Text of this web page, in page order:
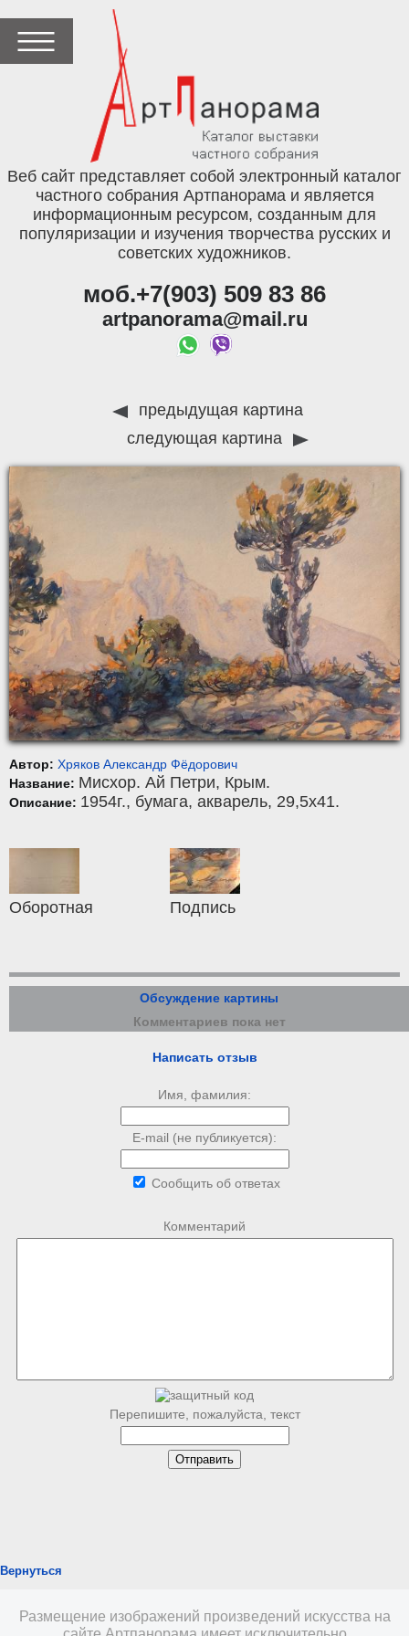
Веб сайт представляет собой электронный каталог
частного собрания Артпанорама и является
информационным ресурсом, созданным для
популяризации и изучения творчества русских и
советских художников.
моб.+7(903) 509 83 86
artpanorama@mail.ru
предыдущая картина
следующая картина
Автор: Хряков Александр Фёдорович
Название: Мисхор. Ай Петри, Крым.
Описание: 1954г., бумага, акварель, 29,5x41.
Оборотная Подпись
Обсуждение картины
Комментариев пока нет
Написать отзыв
Имя, фамилия:
E-mail (не публикуется):
Сообщить об ответах
Комментарий
Перепишите, пожалуйста, текст
Вернуться
Размещение изображений произведений искусства на